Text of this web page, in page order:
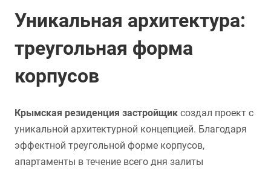
Уникальная архитектура:
треугольная форма
корпусов
Крымская резиденция застройщик создал проект с
уникальной архитектурной концепцией. Благодаря
эффектной треугольной форме корпусов,
апартаменты в течение всего дня залиты